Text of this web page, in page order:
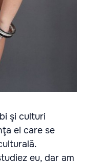
şi culturi
ei care se
eu, dar am